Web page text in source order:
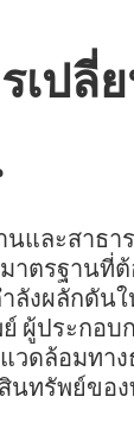
เป
และสาธา
ตรฐานที่
ลังผลักดัน
ผู้ประกอ
วดล้อมทา
นทรัพย์ขอ